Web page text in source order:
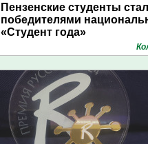
Пензенские студенты
победителями
«Студент года»